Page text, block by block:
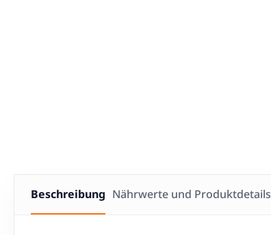
Beschreibung Nährwerte und Produktdetails